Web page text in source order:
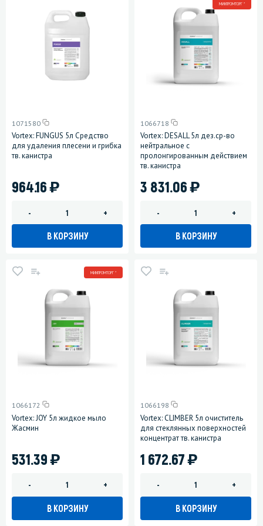
1071580
Vortex: FUNGUS 5л Средство
для удаления плесени и грибка
тв. канистра
964.16)
- +
В КОРЗИНУ
МИНПРОМТОРГ *
1066718
Vortex: DESALL 5л дез.ср-во
нейтральное с
пролонгированным действием
тв. канистра
3 831.06)
- +
В КОРЗИНУ
МИНПРОМТОРГ *
1066172
Vortex: JOY 5л жидкое мыло
Жасмин
531.39)
- +
В КОРЗИНУ
1066198
Vortex: CLIMBER 5л очиститель
для стеклянных поверхностей
концентрат тв. канистра
1 672.67)
- +
В КОРЗИНУ